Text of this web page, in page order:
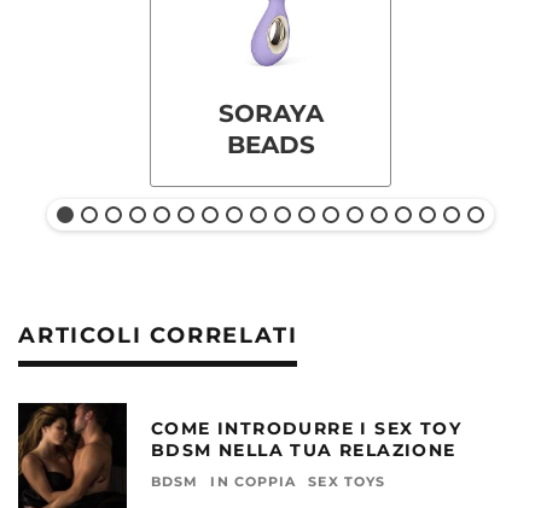
SORAYA
BEADS
ARTICOLI CORRELATI
COME INTRODURRE I SEX TOY
BDSM NELLA TUA RELAZIONE
BDSM IN COPPIA SEX TOYS